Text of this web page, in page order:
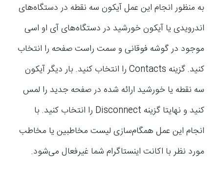
به منظور انجام این عمل آیکون سه نقطه در دستگاه‌های
اندرویدی یا آیکون خورشید در دستگاه‌های آی او اسی
موجود در گوشه فوقانی و سمت راست صفحه را انتخاب
کنید. گزینه Contacts را انتخاب کنید. بار دیگر آیکون
سه نقطه یا خورشید ارائه شده در صفحه جدید را لمس
کنید و نهایتا گزینه Disconnect را انتخاب کنید. با
انجام این عمل همگام‌سازی لیست مخاطبین یا مخاطب
مورد نظر با اکانت اینستاگرام شما غیرفعال می‌شود.